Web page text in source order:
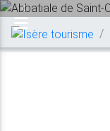
Previous